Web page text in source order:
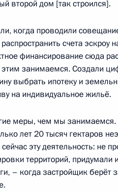
по развитию физической
России по хоккею с мячом
второй дом [так строился].
когда проводили
счета эскроу
финансирование сюда
занимаемся. Создали
выбрать ипотеку и
на индивидуальное жильё.
меры, чем мы
лет 20 тысяч гектаров
эту деятельность: не
территорий,
– когда застройщик